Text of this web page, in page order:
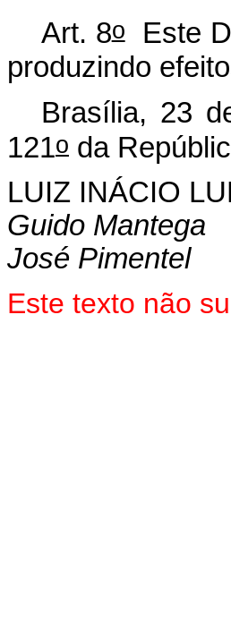
Art. 8oEste
produzindo
Brasília, 23
121o da
LUIZ INÁCIO
Guido Mantega
José Pimentel
Este texto não